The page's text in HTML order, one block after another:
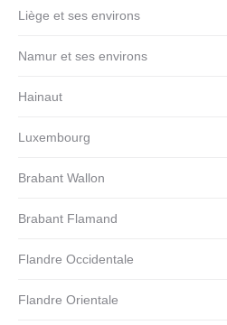
Liège et ses environs
Namur et ses environs
Hainaut
Luxembourg
Brabant Wallon
Brabant Flamand
Flandre Occidentale
Flandre Orientale